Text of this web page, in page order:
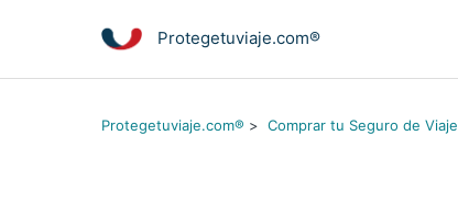
Protegetuviaje.com®
Protegetuviaje.com® Comprar tu Seguro de Viaje